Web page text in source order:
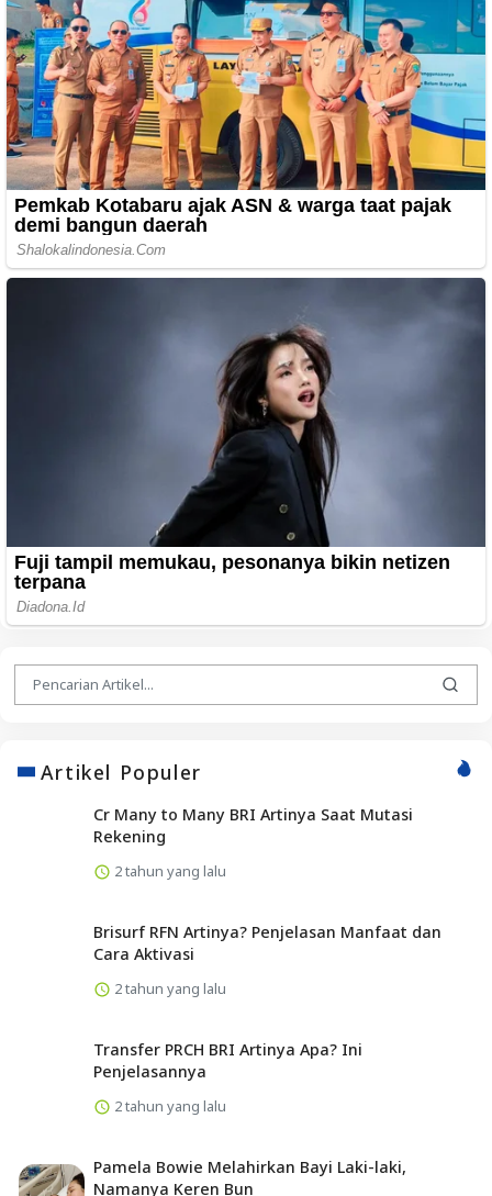
Artikel Populer
Cr Many to Many BRI Artinya Saat Mutasi
Rekening
2 tahun yang lalu
Brisurf RFN Artinya? Penjelasan Manfaat dan
Cara Aktivasi
2 tahun yang lalu
Transfer PRCH BRI Artinya Apa? Ini
Penjelasannya
2 tahun yang lalu
Pamela Bowie Melahirkan Bayi Laki-laki,
Namanya Keren Bun